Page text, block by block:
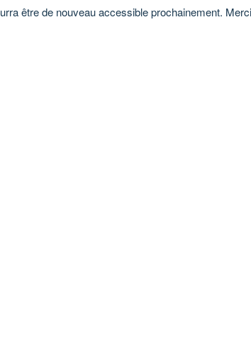
être de nouveau accessible prochainement.